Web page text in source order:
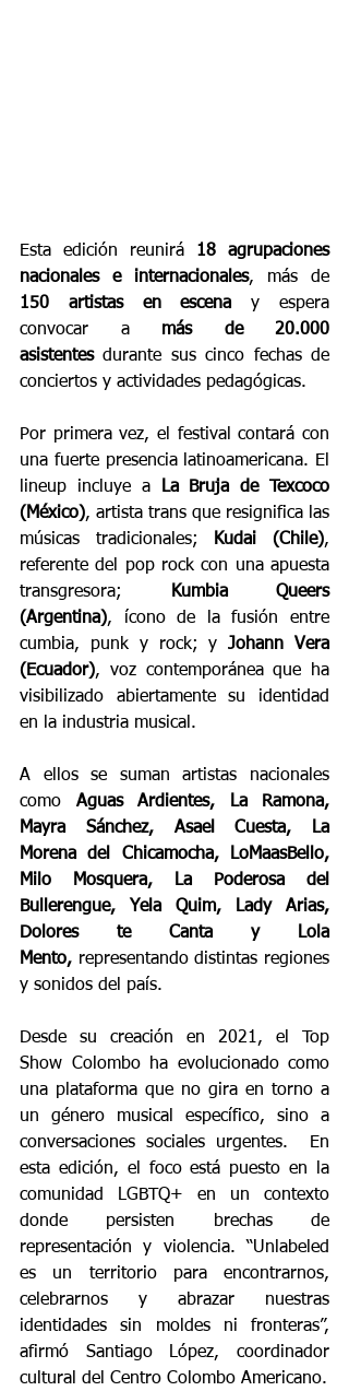
Esta edición reunirá 18 agrupaciones
nacionales e internacionales
150 artistas en escena y espera
convocar a más de 20.000
asistentes durante sus cinco fechas de
conciertos y actividades pedagógicas.
Por primera vez, el festival contará con
una fuerte presencia latinoamericana. El
lineup incluye a
La Bruja de Texcoco
(México), artista trans que resignifica las
músicas tradicionales;
Kudai (Chile),
referente del pop rock con una apuesta
transgresora;
Kumbia Queers
(Argentina), ícono de la fusión entre
cumbia, punk y rock; y Johann Vera
(Ecuador), voz contemporánea que ha
visibilizado abiertamente su identidad
en la industria musical.
A ellos se suman artistas nacionales
como Aguas Ardientes, La Ramona,
Mayra Sánchez, Asael Cuesta, La
Morena del Chicamocha, LoMaasBello,
Milo Mosquera, La Poderosa del
Bullerengue, Yela Quim, Lady Arias,
Dolores te Canta y Lola
Mento, representando distintas regiones
y sonidos del país.
Desde su creación en 2021, el Top
Show Colombo ha evolucionado como
una plataforma que no gira en torno a
un género musical específico, sino a
conversaciones sociales urgentes.  En
esta edición, el foco está puesto en la
comunidad LGBTQ+ en un contexto
donde persisten brechas de
representación y violencia. “Unlabeled
es un territorio para encontrarnos,
celebrarnos y abrazar nuestras
identidades sin moldes ni fronteras”,
afirmó Santiago López, coordinador
cultural del Centro Colombo Americano.